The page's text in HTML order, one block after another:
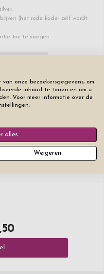
(het rode kader zelf wordt
toe te voegen.
0/20 ♥ +€ 2
Lettergrootte
onze bezoekersgegevens, om
inhoud te tonen en om u
Voor meer informatie over de
alles
Weigeren